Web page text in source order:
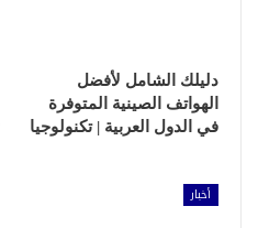
دليلك الشامل لأفضل
الهواتف الصينية المتوفرة
في الدول العربية | تكنولوجيا
أخبار